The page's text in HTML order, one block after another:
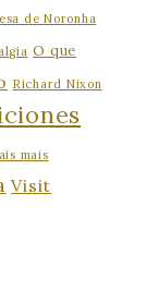
de Noronha
O que
Richard Nixon
mais
Visit